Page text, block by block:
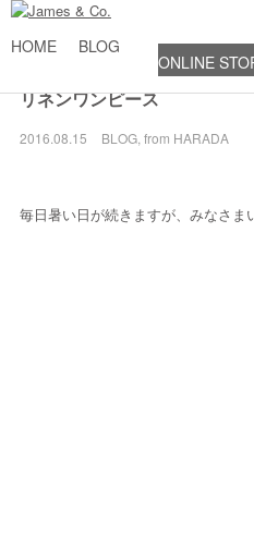
HOME BLOG
ONLINE
リネンワンピース
2016.08.15 BLOG, from HARADA
毎日暑い日が続きますが、みなさま